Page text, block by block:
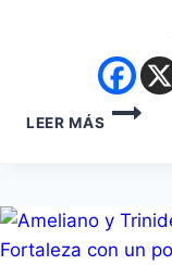
LEER MÁS